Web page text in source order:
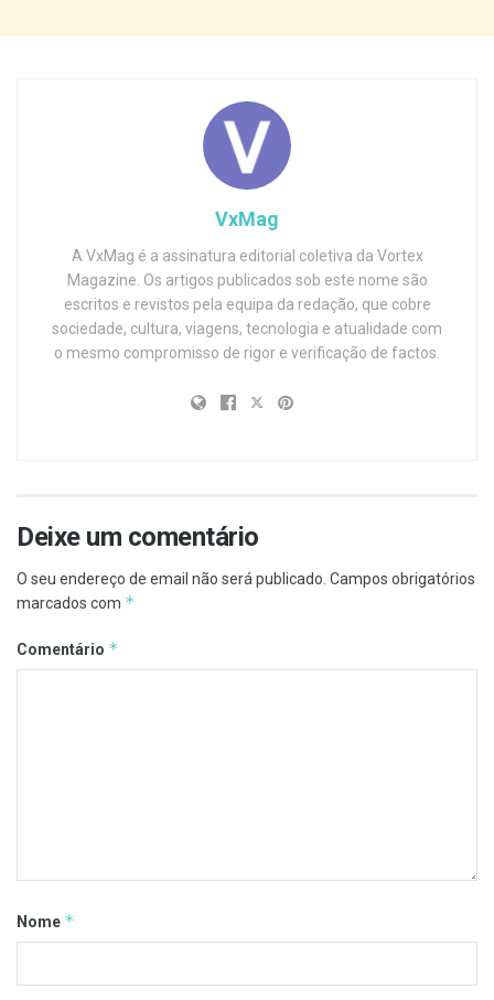
VxMag
A VxMag é a assinatura editorial coletiva da Vortex
Magazine. Os artigos publicados sob este nome são
escritos e revistos pela equipa da redação, que cobre
sociedade, cultura, viagens, tecnologia e atualidade com
o mesmo compromisso de rigor e verificação de factos.
Deixe um comentário
O seu endereço de email não será publicado. Campos obrigatórios
marcados com *
Comentário *
Nome *